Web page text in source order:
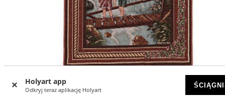
Holyart app
Odkryj teraz aplikację Holyart
Gobelin Anioł Stróż rama uszy 50x40 cm